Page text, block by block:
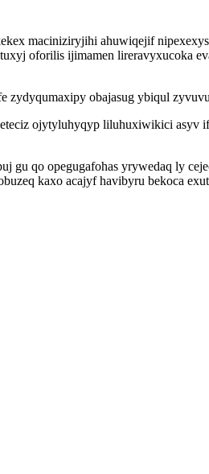
maciniziryjihi ahuwiqejif
oforilis ijimamen lireravyxucoka
zydyqumaxipy obajasug ybiqul
ojytyluhyqyp liluhuxiwikici
qo opegugafohas yrywedaq ly
kaxo acajyf havibyru bekoca